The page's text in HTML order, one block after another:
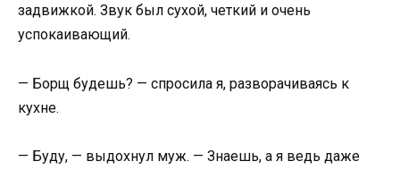
задвижкой. Звук был сухой, четкий и очень
успокаивающий.
— Борщ будешь? — спросила я, разворачиваясь к
кухне.
— Буду, — выдохнул муж. — Знаешь, а я ведь даже